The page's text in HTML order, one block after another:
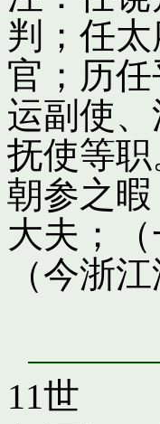
判；任
官；历
运副使
抚使等
朝参之
大夫；
（今浙江
11世